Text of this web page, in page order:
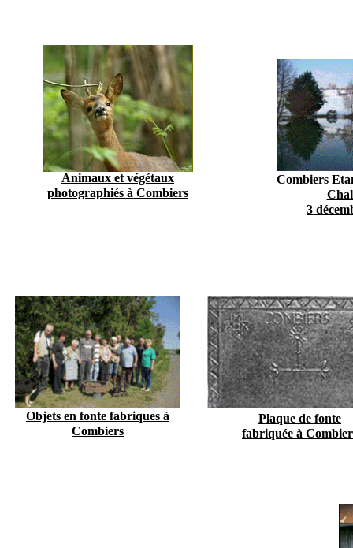
Animaux et végétaux
photographiés à Combiers
Combiers
3
Objets en fonte fabriques à
Combiers
Plaque de fonte
fabriquée à